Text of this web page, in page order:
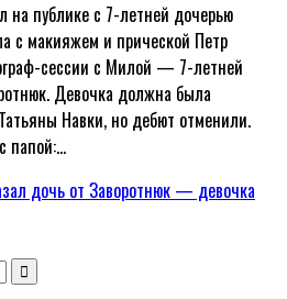
на публике с 7-летней дочерью
с макияжем и прической Петр
сессии с Милой — 7-летней
Девочка должна была
Навки, но дебют отменили.
папой:…
дочь от Заворотнюк — девочка